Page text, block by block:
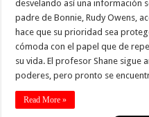
desvelando así una información
padre de Bonnie, Rudy Owens,
hace que su prioridad sea
cómoda con el papel que de
su vida. El profesor Shane sigue
poderes, pero pronto se
Read More »